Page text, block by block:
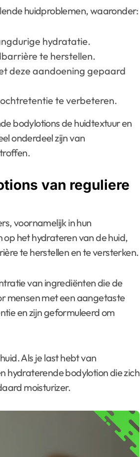
huidproblemen, waaronder:
hydratatie.
te herstellen.
deze aandoening gepaard
te verbeteren.
bodylotions de huidtextuur en
onderdeel zijn van
van reguliere
voornamelijk in hun
het hydrateren van de huid,
te herstellen en te versterken.
van ingrediënten die de
mensen met een aangetaste
en zijn geformuleerd om
Als je last hebt van
hydraterende bodylotion die zich
moisturizer.